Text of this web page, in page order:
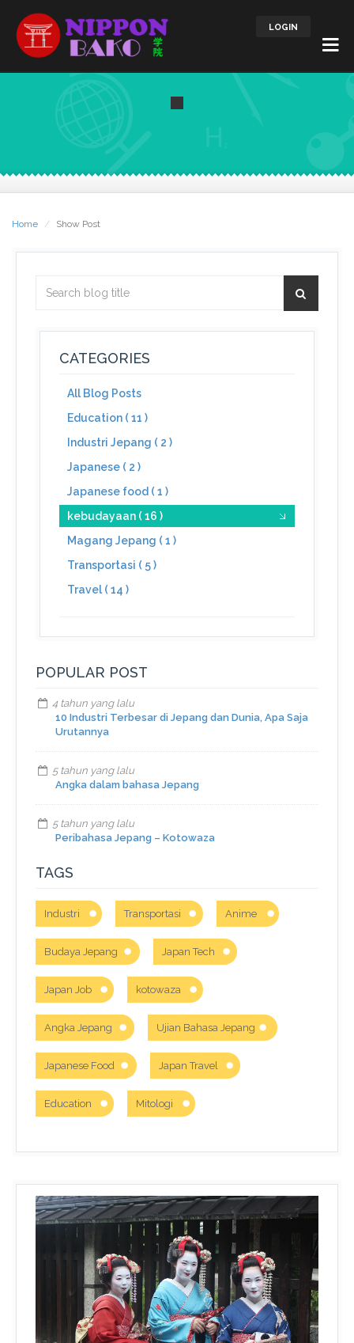
LOGIN
Home Show Post
CATEGORIES
All Blog Posts
Education ( 11 )
Industri Jepang ( 2 )
Japanese ( 2 )
Japanese food ( 1 )
kebudayaan ( 16 )
Magang Jepang ( 1 )
Transportasi ( 5 )
Travel ( 14 )
POPULAR POST
4 tahun yang lalu
10 Industri Terbesar di Jepang dan Dunia, Apa Saja
Urutannya
5 tahun yang lalu
Angka dalam bahasa Jepang
5 tahun yang lalu
Peribahasa Jepang – Kotowaza
TAGS
Industri Transportasi Anime
Budaya Jepang Japan Tech
Japan Job kotowaza
Angka Jepang Ujian Bahasa Jepang
Japanese Food Japan Travel
Education Mitologi